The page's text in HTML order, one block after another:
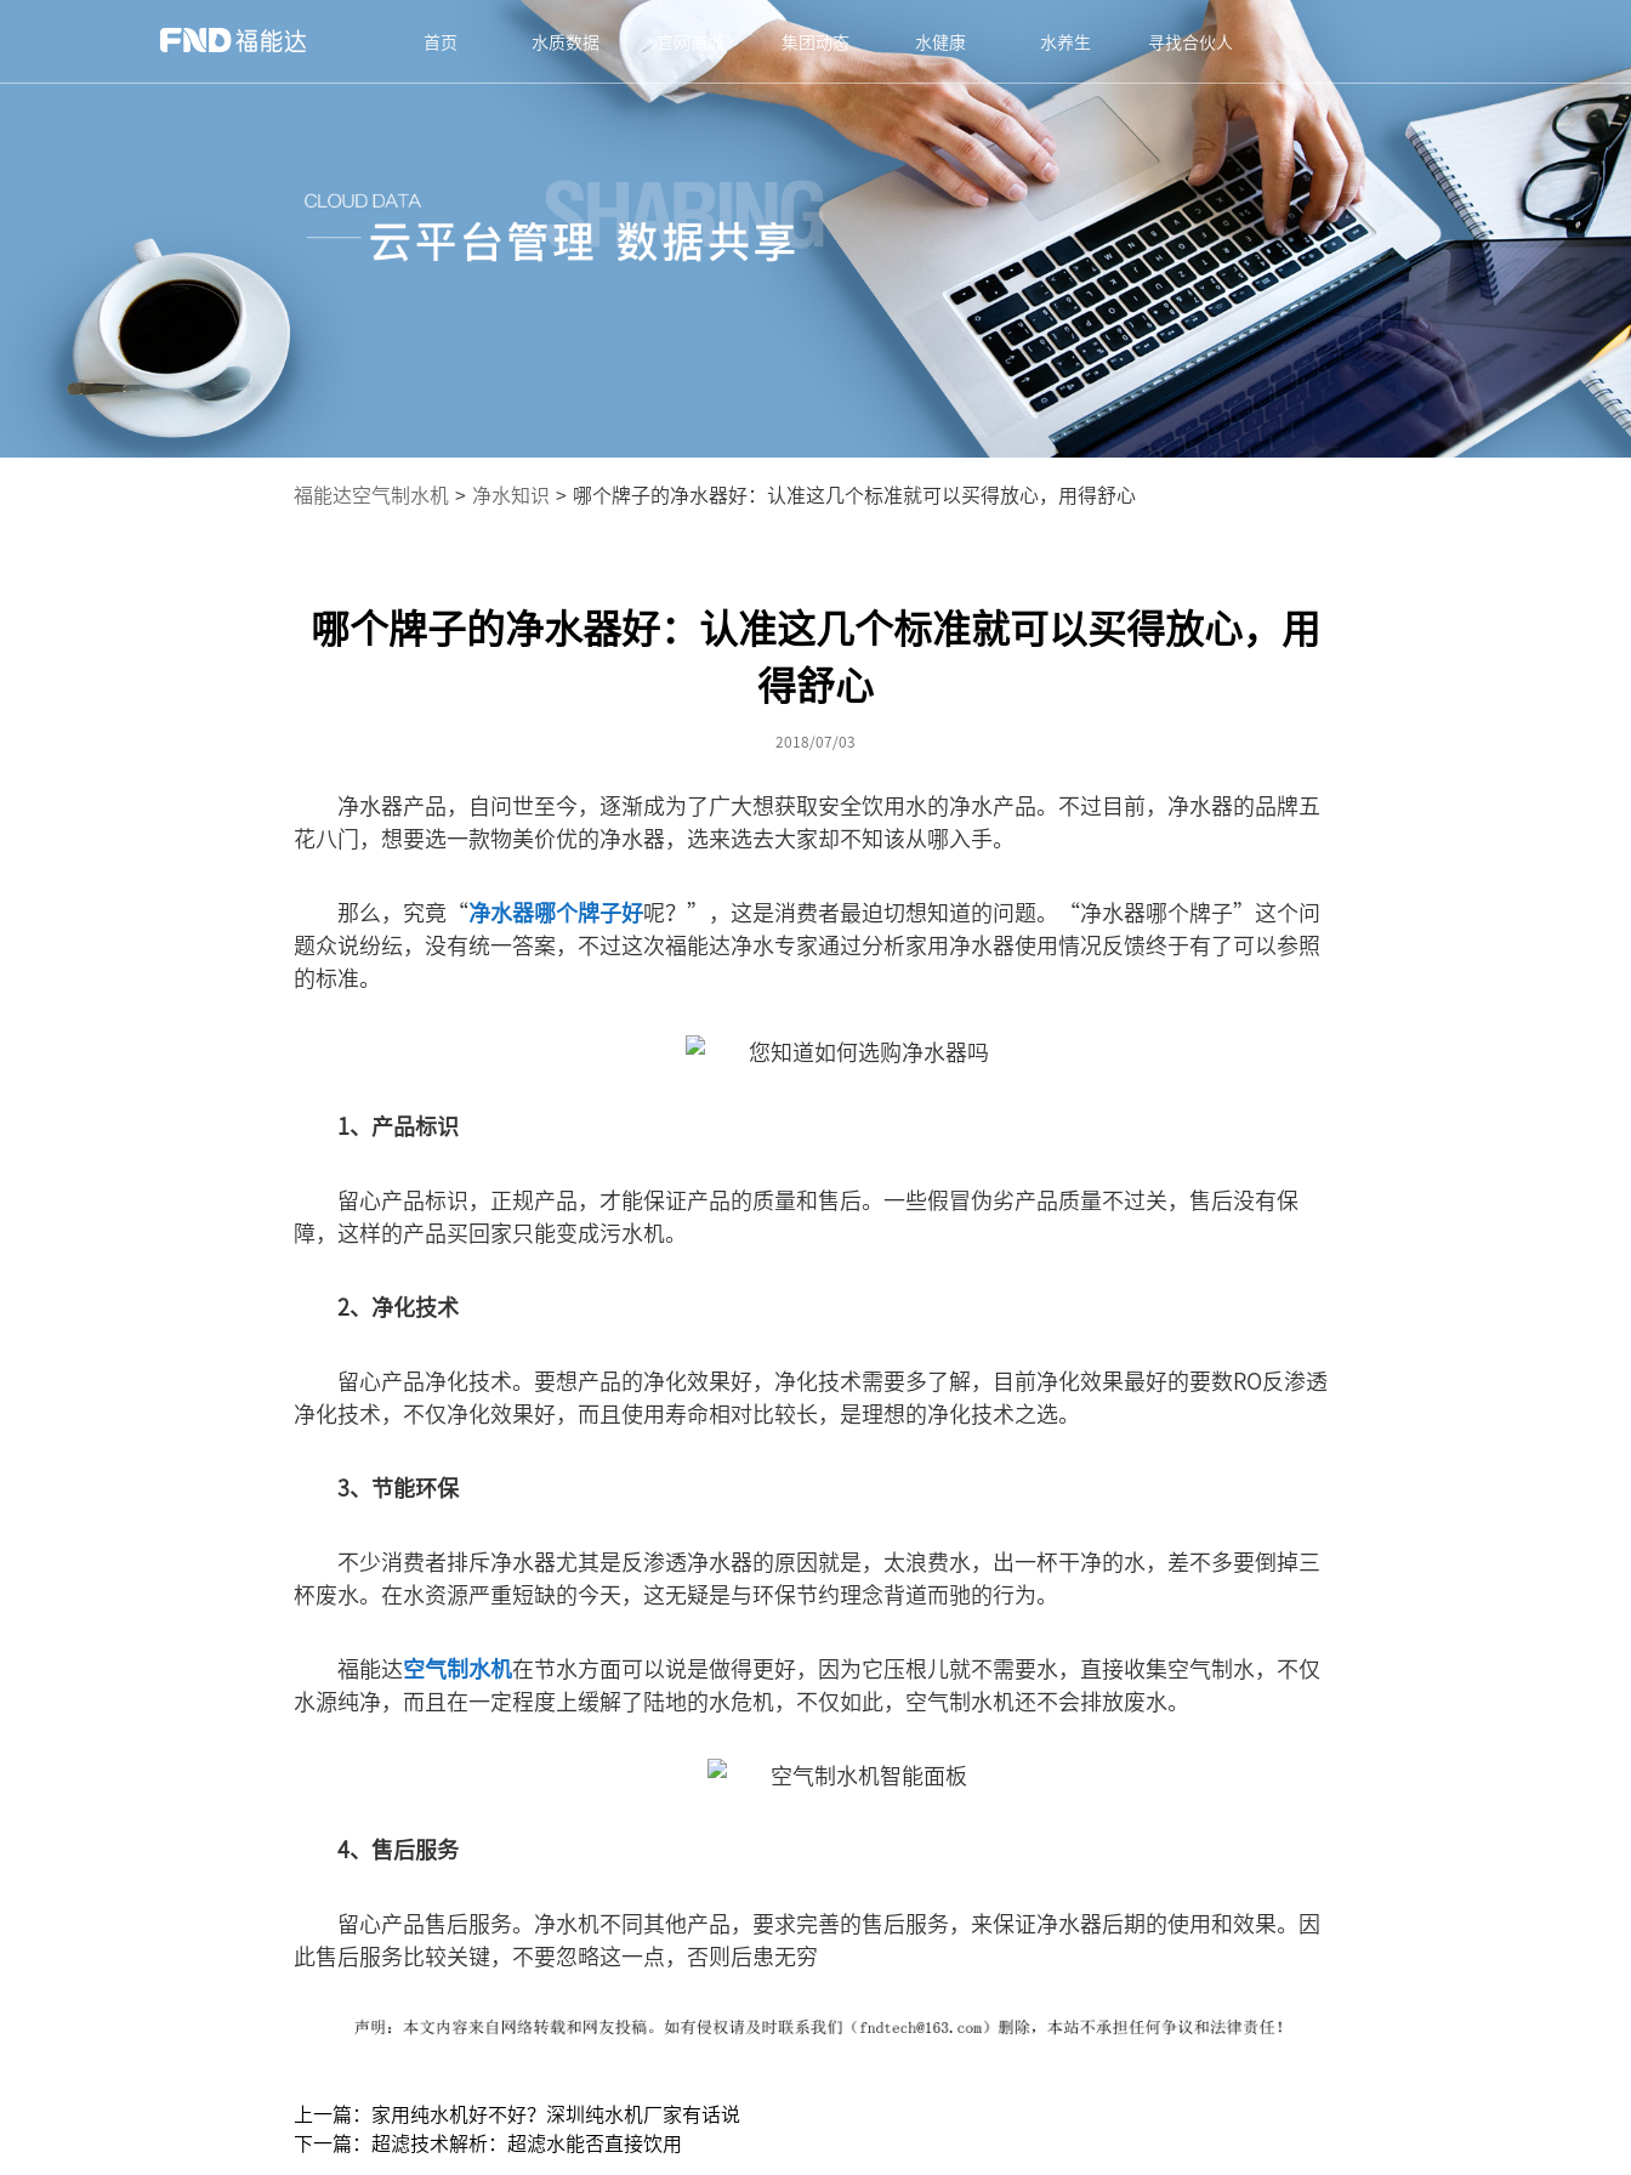
首页 水质数据 官网商城 集团动态 水健康 水养生 寻找合伙人
福能达空气制水机 > 净水知识 > 哪个牌子的净水器好：认准这几个标准就可以买得放心，用得舒心
哪个牌子的净水器好：认准这几个标准就可以买得放心，用
得舒心
2018/07/03
净水器产品，自问世至今，逐渐成为了广大想获取安全饮用水的净水产品。不过目前，净水器的品牌五
花八门，想要选一款物美价优的净水器，选来选去大家却不知该从哪入手。
那么，究竟“净水器哪个牌子好呢？”，这是消费者最迫切想知道的问题。“净水器哪个牌子”这个问
题众说纷纭，没有统一答案，不过这次福能达净水专家通过分析家用净水器使用情况反馈终于有了可以参照
的标准。
1、产品标识
留心产品标识，正规产品，才能保证产品的质量和售后。一些假冒伪劣产品质量不过关，售后没有保
障，这样的产品买回家只能变成污水机。
2、净化技术
留心产品净化技术。要想产品的净化效果好，净化技术需要多了解，目前净化效果最好的要数RO反渗透
净化技术，不仅净化效果好，而且使用寿命相对比较长，是理想的净化技术之选。
3、节能环保
不少消费者排斥净水器尤其是反渗透净水器的原因就是，太浪费水，出一杯干净的水，差不多要倒掉三
杯废水。在水资源严重短缺的今天，这无疑是与环保节约理念背道而驰的行为。
福能达空气制水机在节水方面可以说是做得更好，因为它压根儿就不需要水，直接收集空气制水，不仅
水源纯净，而且在一定程度上缓解了陆地的水危机，不仅如此，空气制水机还不会排放废水。
4、售后服务
留心产品售后服务。净水机不同其他产品，要求完善的售后服务，来保证净水器后期的使用和效果。因
此售后服务比较关键，不要忽略这一点，否则后患无穷
上一篇：家用纯水机好不好？深圳纯水机厂家有话说
下一篇：超滤技术解析：超滤水能否直接饮用